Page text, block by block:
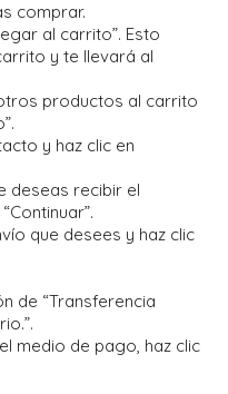
comprar.
al carrito”. Esto
y te llevará al
productos al carrito
y haz clic en
deseas recibir el
que desees y haz clic
de “Transferencia
medio de pago, haz clic